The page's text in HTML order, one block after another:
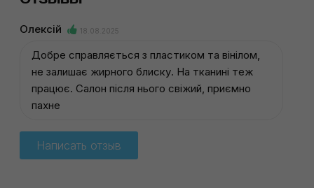
Олексій 18.08.2025
Добре справляється з пластиком та вінілом,
не залишає жирного блиску. На тканині теж
працює. Салон після нього свіжий, приємно
пахне
Написать отзыв